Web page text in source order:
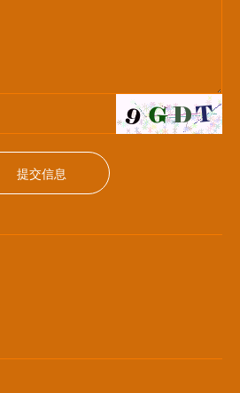
提交信息